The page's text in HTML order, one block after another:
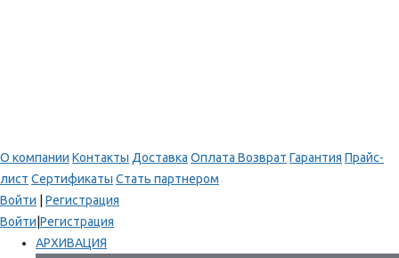
О компании Контакты Доставка Оплата Возврат Гарантия Прайс-
лист Сертификаты Стать партнером
Войти
Регистрация
Войти Регистрация
АРХИВАЦИЯ